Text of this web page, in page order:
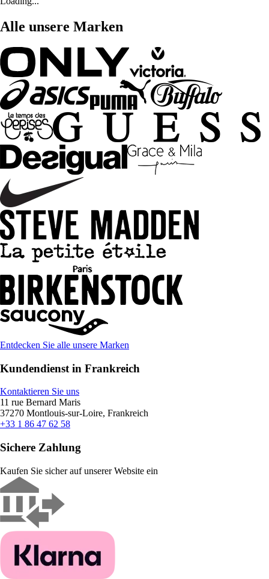
Alle unsere Marken
Entdecken Sie alle unsere Marken
Kundendienst in Frankreich
Kontaktieren Sie uns
11 rue Bernard Maris
37270 Montlouis-sur-Loire, Frankreich
+33 1 86 47 62 58
Sichere Zahlung
Kaufen Sie sicher auf unserer Website ein